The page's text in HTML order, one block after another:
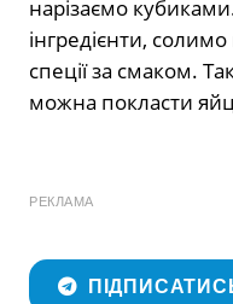
нарізаємо
інгредієнти,
спеції за смаком.
можна покласти
РЕКЛАМА